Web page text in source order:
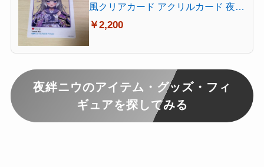
風クリアカード アクリルカード 夜絆
ニウ
￥2,200
夜絆ニウのアイテム・グッズ・フィ
ギュアを探してみる